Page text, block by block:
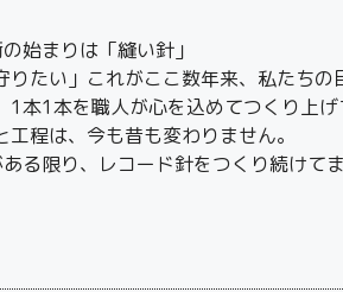
始まりは「縫い針」
りたい」これがここ数年来、私たちの
1本1本を職人が心を込めてつくり上げ
工程は、今も昔も変わりません。
る限り、レコード針をつくり続けてま